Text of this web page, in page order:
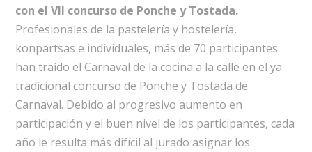
con el VII concurso de Ponche y Tostada.
Profesionales de la pastelería y hostelería,
konpartsas e individuales, más de 70 participantes
han traído el Carnaval de la cocina a la calle en el ya
tradicional concurso de Ponche y Tostada de
Carnaval. Debido al progresivo aumento en
participación y el buen nivel de los participantes, cada
año le resulta más difícil al jurado asignar los